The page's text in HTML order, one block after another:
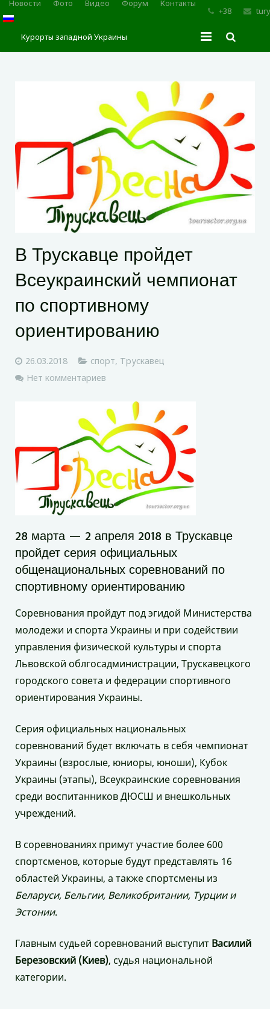
Новости Фото Видео Форум Контакты
+38
Курорты западной Украины
Моршин
Карпаты
В Трускавце пройдет
Всеукраинский чемпионат
по спортивному
ориентированию
26.03.2018 спорт, Трускавец
Нет комментариев
28 марта — 2 апреля 2018 в Трускавце
пройдет серия официальных
общенациональных соревнований по
спортивному ориентированию
Соревнования пройдут под эгидой Министерства
молодежи и спорта Украины и при содействии
управления физической культуры и спорта
Львовской облгосадминистрации, Трускавецкого
городского совета и федерации спортивного
ориентирования Украины.
Серия официальных национальных
соревнований будет включать в себя чемпионат
Украины (взрослые, юниоры, юноши), Кубок
Украины (этапы), Всеукраинские соревнования
среди воспитанников ДЮСШ и внешкольных
учреждений.
В соревнованиях примут участие более 600
спортсменов, которые будут представлять 16
областей Украины, а также спортсмены из
Беларуси, Бельгии, Великобритании, Турции и
Эстонии.
Главным судьей соревнований выступит Василий
Березовский (Киев), судья национальной
категории.